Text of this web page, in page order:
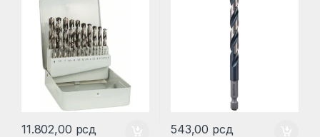
11.802,00 рсд 543,00 рсд